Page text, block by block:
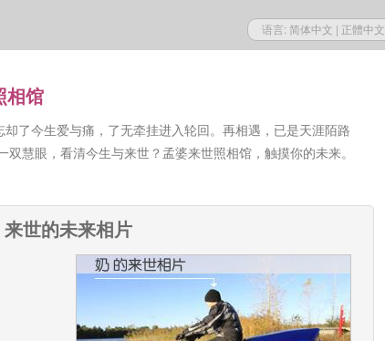
语言: 简体中文 | 正體中文
相馆
却了今生爱与痛，了无牵挂进入轮回。再相遇，已是天涯陌路
双慧眼，看清今生与来世？孟婆来世照相馆，触摸你的未来。
世的未来相片